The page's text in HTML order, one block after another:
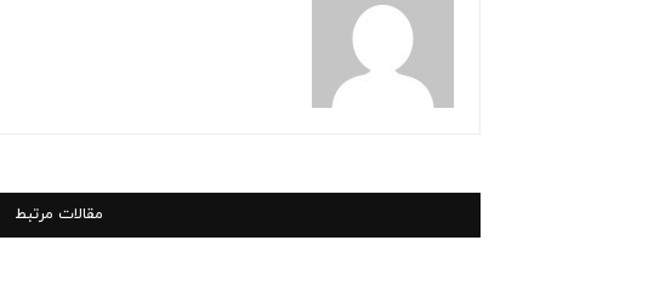
مقالات مرتبط